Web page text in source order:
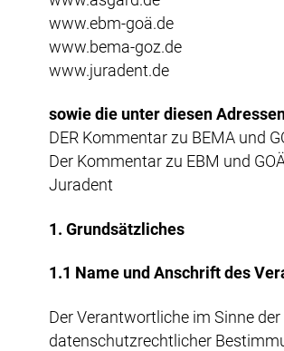
www.ebm-goä.de
www.bema-goz.de
www.juradent.de
sowie die unter diesen
DER Kommentar zu BEMA und
Der Kommentar zu EBM und
Juradent
1. Grundsätzliches
1.1 Name und Anschrift des
Der Verantwortliche im Sinne
datenschutzrechtlicher